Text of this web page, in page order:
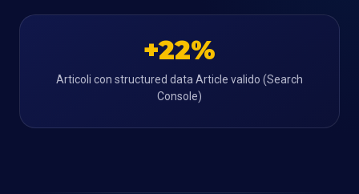
+22%
Articoli con structured data Article valido (Search
Console)